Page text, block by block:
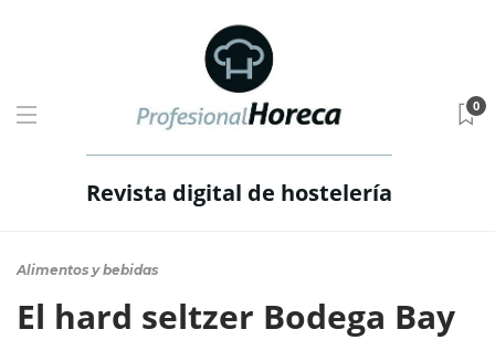
Revista digital de hostelería
0
Alimentos y bebidas
El hard seltzer Bodega Bay